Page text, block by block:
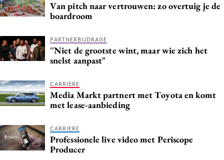
Van pitch naar vertrouwen: zo overtuig je de
boardroom
PARTNERBIJDRAGE
''Niet de grootste wint, maar wie zich het
snelst aanpast"
CARRIERE
Media Markt partnert met Toyota en komt
met lease-aanbieding
CARRIERE
Professionele live video met Periscope
Producer